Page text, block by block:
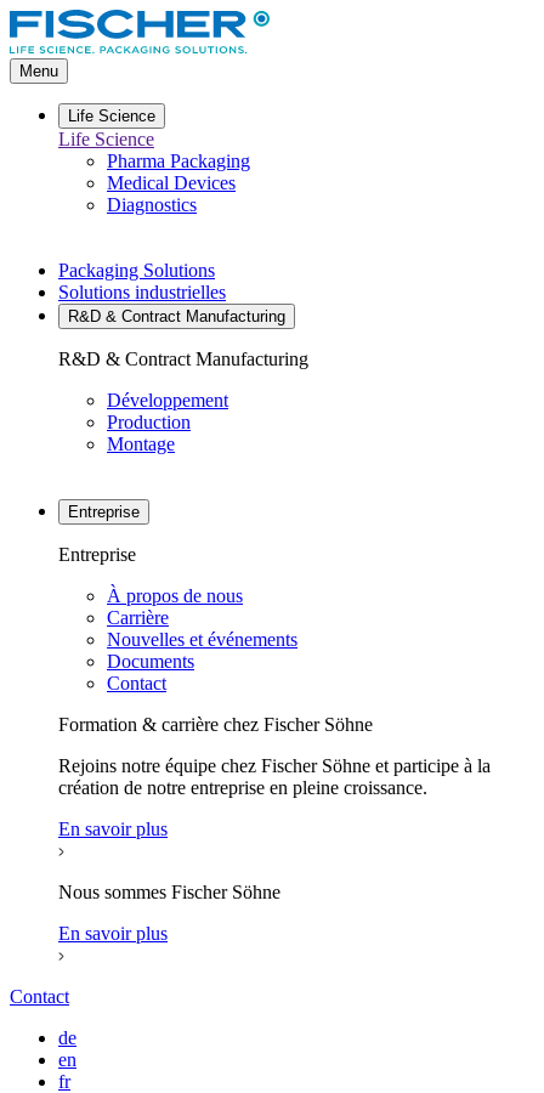
Aller
directement
au
contenu
Menu
Life Science
Life Science
Pharma Packaging
Medical Devices
Diagnostics
Packaging Solutions
Solutions industrielles
R&D & Contract Manufacturing
R&D & Contract Manufacturing
Développement
Production
Montage
Entreprise
Entreprise
À propos de nous
Carrière
Nouvelles et événements
Documents
Contact
Formation & carrière chez Fischer Söhne
Rejoins notre équipe chez Fischer Söhne et participe à la
création de notre entreprise en pleine croissance.
En savoir plus
Nous sommes Fischer Söhne
En savoir plus
Contact
de
en
fr